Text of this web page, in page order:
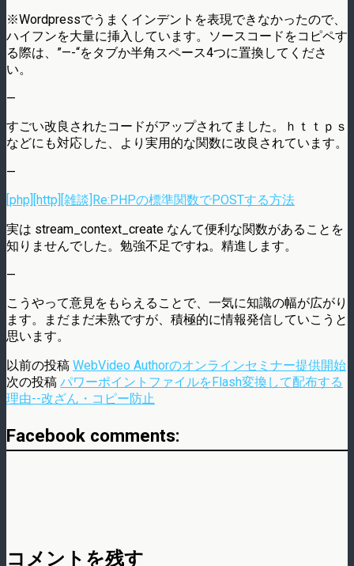
※Wordpressでうまくインデントを表現できなかったので、
ハイフンを大量に挿入しています。ソースコードをコピペす
る際は、”—-“をタブか半角スペース4つに置換してくださ
い。
—
すごい改良されたコードがアップされてました。ｈｔｔｐｓ
などにも対応した、より実用的な関数に改良されています。
—
[php][http][雑談]Re:PHPの標準関数でPOSTする方法
実は stream_context_create なんて便利な関数があることを
知りませんでした。勉強不足ですね。精進します。
—
こうやって意見をもらえることで、一気に知識の幅が広がり
ます。まだまだ未熟ですが、積極的に情報発信していこうと
思います。
以前の投稿 WebVideo Authorのオンラインセミナー提供開始
次の投稿 パワーポイントファイルをFlash変換して配布する
理由--改ざん・コピー防止
Facebook comments:
コメントを残す